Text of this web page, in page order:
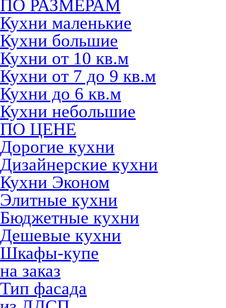
ПО РАЗМЕРАМ
Кухни маленькие
Кухни большие
Кухни от 10 кв.м
Кухни от 7 до 9 кв.м
Кухни до 6 кв.м
Кухни небольшие
ПО ЦЕНЕ
Дорогие кухни
Дизайнерские кухни
Кухни Эконом
Элитные кухни
Бюджетные кухни
Дешевые кухни
Шкафы-купе
на заказ
Тип фасада